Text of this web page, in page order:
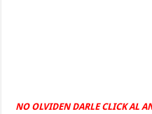
NO OLVIDEN DARLE CLICK AL